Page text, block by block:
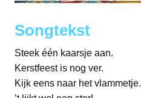
Songtekst
Steek één kaarsje aan.
Kerstfeest is nog ver.
Kijk eens naar het vlammetje.